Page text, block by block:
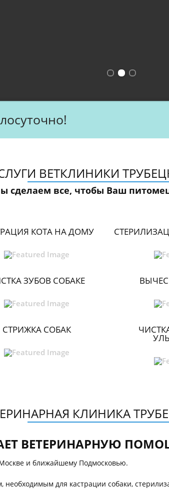
ВЕТКЛИНИКИ
сделаем все, чтобы Ваш
КОТА НА ДОМУ
ЗУБОВ СОБАКЕ
СТРИЖКА СОБАК
КЛИНИКА
ВЕТЕРИНАРНУЮ
и ближайшему Подмосковью.
для кастрации собаки,